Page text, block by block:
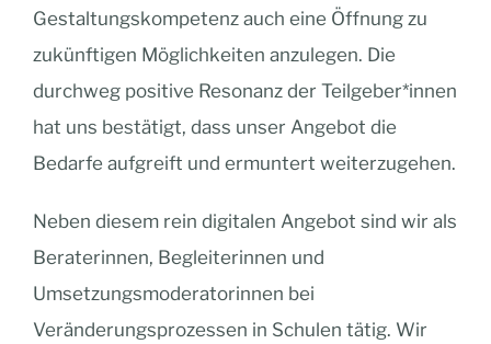
Gestaltungskompetenz auch eine Öffnung zu
zukünftigen Möglichkeiten anzulegen. Die
durchweg positive Resonanz der Teilgeber*innen
hat uns bestätigt, dass unser Angebot die
Bedarfe aufgreift und ermuntert weiterzugehen.
Neben diesem rein digitalen Angebot sind wir als
Beraterinnen, Begleiterinnen und
Umsetzungsmoderatorinnen bei
Veränderungsprozessen in Schulen tätig. Wir